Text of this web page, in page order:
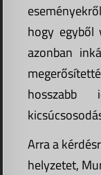
hogy egyből
azonban
Arra a
helyzetet,